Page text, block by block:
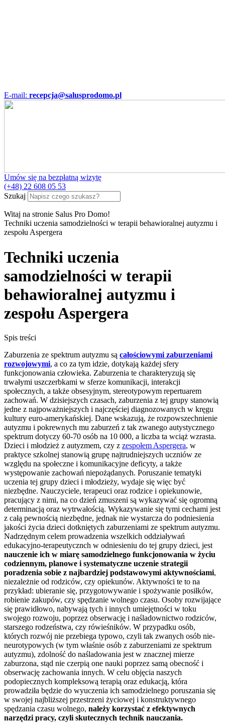
E-mail: recepcja@salusprodomo.pl
Umów się na bezpłatną wizytę
(+48) 22 608 05 53
Szukaj
Witaj na stronie Salus Pro Domo!
Techniki uczenia samodzielności w terapii behawioralnej autyzmu i
zespołu Aspergera
Techniki uczenia
samodzielności w terapii
behawioralnej autyzmu i
zespołu Aspergera
Spis treści
Zaburzenia ze spektrum autyzmu są całościowymi zaburzeniami
rozwojowymi, a co za tym idzie, dotykają każdej sfery
funkcjonowania człowieka. Zaburzenia te charakteryzują się
trwałymi uszczerbkami w sferze komunikacji, interakcji
społecznych, a także obsesyjnym, stereotypowym repertuarem
zachowań. W dzisiejszych czasach, zaburzenia z tej grupy stanowią
jedne z najpoważniejszych i najczęściej diagnozowanych w kręgu
kultury euro-amerykańskiej. Dane wskazują, że rozpowszechnienie
autyzmu i pokrewnych mu zaburzeń z tak zwanego autystycznego
spektrum dotyczy 60-70 osób na 10 000, a liczba ta wciąż wzrasta.
Dzieci i młodzież z autyzmem, czy z zespołem Aspergera, w
praktyce szkolnej stanowią grupę najtrudniejszych uczniów ze
względu na społeczne i komunikacyjne deficyty, a także
występowanie zachowań niepożądanych. Poruszanie tematyki
uczenia tej grupy dzieci i młodzieży, wydaje się więc być
niezbędne. Nauczyciele, terapeuci oraz rodzice i opiekunowie,
pracujący z nimi, na co dzień zmuszeni są wykazywać się ogromną
determinacją oraz wytrwałością. Wykazywanie się tymi cechami jest
z całą pewnością niezbędne, jednak nie wystarcza do podniesienia
jakości życia dzieci dotkniętych zaburzeniami ze spektrum autyzmu.
Nadrzędnym celem prowadzenia wszelkich oddziaływań
edukacyjno-terapeutycznch w odniesieniu do tej grupy dzieci, jest
nauczenie ich w miarę samodzielnego funkcjonowania w życiu
codziennym, planowe i systematyczne uczenie strategii
poradzenia sobie z najbardziej podstawowymi aktywnościami,
niezależnie od rodziców, czy opiekunów. Aktywności te to na
przykład: ubieranie się, przygotowywanie i spożywanie posiłków,
robienie zakupów, czy spędzanie wolnego czasu. Osoby rozwijające
się prawidłowo, nabywają tych i innych umiejętności w toku
swojego rozwoju, poprzez obserwację i naśladownictwo rodziców,
starszego rodzeństwa, czy rówieśników. W przypadku osób,
których rozwój nie przebiega typowo, czyli tak zwanych osób nie-
neurotypowych (w tym właśnie osób z zaburzeniami ze spektrum
autyzmu), zdolność do naśladowania jest w znacznej mierze
zaburzona, stąd nie czerpią one nauki poprzez samą obecność i
obserwację zachowania innych. W celu objęcia naszych
podopiecznych kompleksową terapią oraz edukacją, która
prowadziła będzie do wyuczenia ich samodzielnego poruszania się
w swojej najbliższej przestrzeni życiowej i konstruktywnego
spędzania czasu wolnego, należy korzystać z efektywnych
narzędzi pracy, czyli skutecznych technik nauczania.